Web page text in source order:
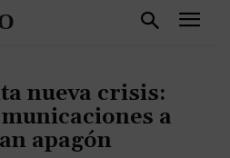
nueva crisis:
a
apagón